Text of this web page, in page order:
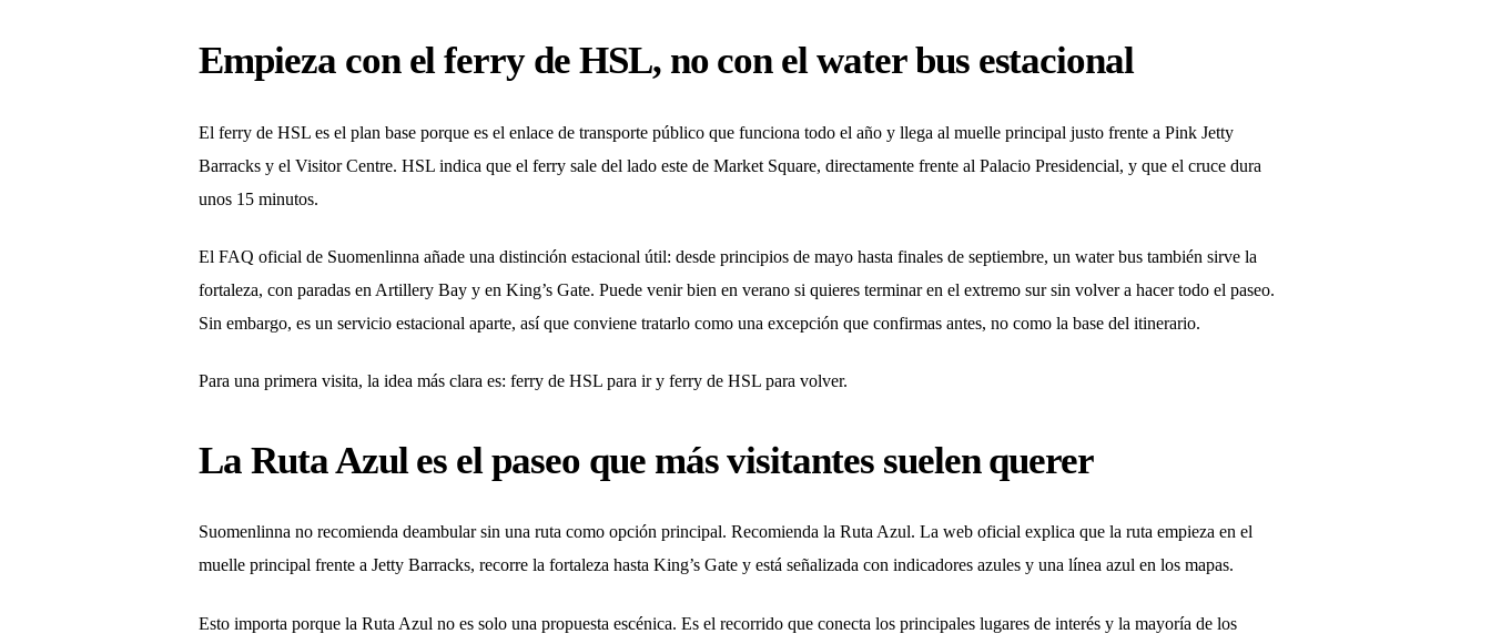
Empieza con el ferry de HSL, no con el water bus estacional
El ferry de HSL es el plan base porque es el enlace de transporte público que funciona todo el año y llega al muelle principal justo frente a Pink Jetty
Barracks y el Visitor Centre. HSL indica que el ferry sale del lado este de Market Square, directamente frente al Palacio Presidencial, y que el cruce dura
unos 15 minutos.
El FAQ oficial de Suomenlinna añade una distinción estacional útil: desde principios de mayo hasta finales de septiembre, un water bus también sirve la
fortaleza, con paradas en Artillery Bay y en King’s Gate. Puede venir bien en verano si quieres terminar en el extremo sur sin volver a hacer todo el paseo.
Sin embargo, es un servicio estacional aparte, así que conviene tratarlo como una excepción que confirmas antes, no como la base del itinerario.
Para una primera visita, la idea más clara es: ferry de HSL para ir y ferry de HSL para volver.
La Ruta Azul es el paseo que más visitantes suelen querer
Suomenlinna no recomienda deambular sin una ruta como opción principal. Recomienda la Ruta Azul. La web oficial explica que la ruta empieza en el
muelle principal frente a Jetty Barracks, recorre la fortaleza hasta King’s Gate y está señalizada con indicadores azules y una línea azul en los mapas.
Esto importa porque la Ruta Azul no es solo una propuesta escénica. Es el recorrido que conecta los principales lugares de interés y la mayoría de los